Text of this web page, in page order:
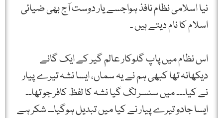
نیا اسلامی نظام نافذ ہواجسے یار دوست آج بھی ضیائی
اسلام کا نام دیتے ہیں ۔
اس نظام میں پاپ گلوکار عالم گیر کے ایک گانے
دیکھانہ تھا کبھی ہم نے یہ سماں، ایسا نشہ تیرے پیار
نے کیا۔۔۔ میں سنسر لگ گیا نشہ کا لفظ کافر جو تھا۔۔
ایسا جادو تیرے پیار نے کیا میں تبدیل ہوگیا۔۔ شکر ہے